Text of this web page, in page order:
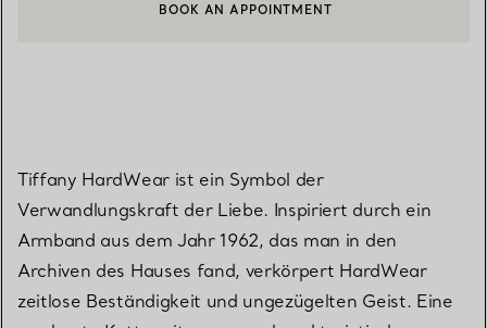
EINEN KUNDENBERATER KONTAKTIEREN ODER EINEN
BOOK AN APPOINTMENT
Tiffany HardWear ist ein Symbol der
Verwandlungskraft der Liebe. Inspiriert durch ein
Armband aus dem Jahr 1962, das man in den
Archiven des Hauses fand, verkörpert HardWear
zeitlose Beständigkeit und ungezügelten Geist. Eine